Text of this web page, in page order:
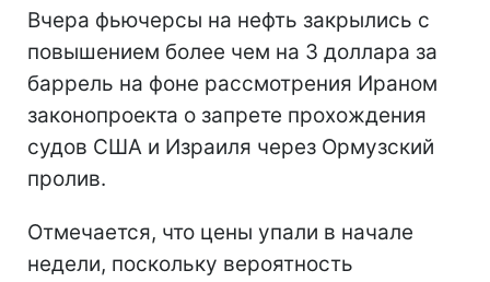
Вчера фьючерсы на нефть закрылись с
повышением более чем на 3 доллара за
баррель на фоне рассмотрения Ираном
законопроекта о запрете прохождения
судов США и Израиля через Ормузский
пролив.
Отмечается, что цены упали в начале
недели, поскольку вероятность